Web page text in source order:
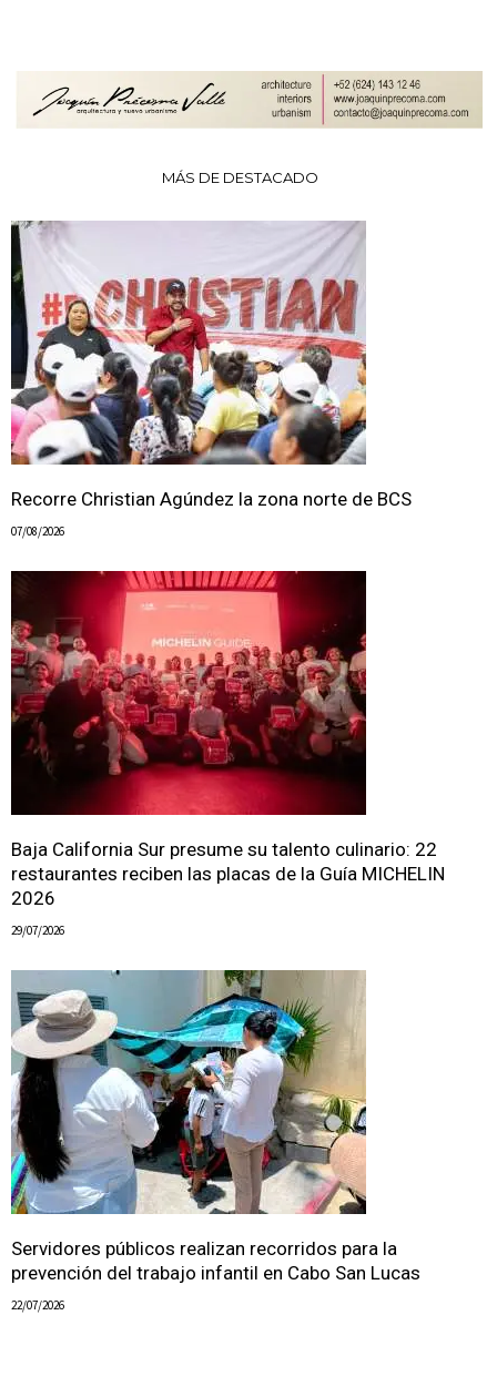
MÁS DE DESTACADO
Recorre Christian Agúndez la zona norte de BCS
07/08/2026
Baja California Sur presume su talento culinario: 22
restaurantes reciben las placas de la Guía MICHELIN
2026
29/07/2026
Servidores públicos realizan recorridos para la
prevención del trabajo infantil en Cabo San Lucas
22/07/2026